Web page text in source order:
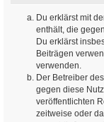
Du erklärst mit
enthält, die
Du erklärst
Beiträgen
verwenden.
Der Betreiber
gegen diese
veröffentlichten
zeitweise oder